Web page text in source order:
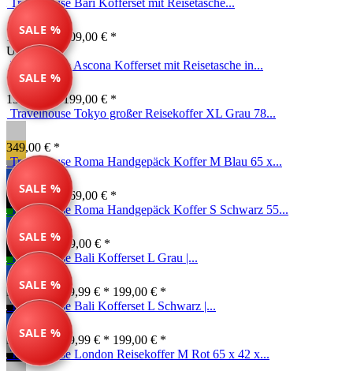
SALE %
Travelhouse Bari Kofferset mit Reisetasche...
149,99 € * 209,00 € *
SALE %
Unser Tipp
Travelhouse Ascona Kofferset mit Reisetasche in...
139,99 € *199,00 € *
Travelhouse Tokyo großer Reisekoffer XL Grau 78...
349,00 € *
SALE %
Travelhouse Roma Handgepäck Koffer M Blau 65 x...
134,99 € * 169,00 € *
SALE %
Travelhouse Roma Handgepäck Koffer S Schwarz 55...
99,00 € *149,00 € *
SALE %
Travelhouse Bali Kofferset L Grau |...
Farben ab: 79,99 € * 199,00 € *
SALE %
Travelhouse Bali Kofferset L Schwarz |...
Farben ab: 79,99 € * 199,00 € *
Travelhouse London Reisekoffer M Rot 65 x 42 x...